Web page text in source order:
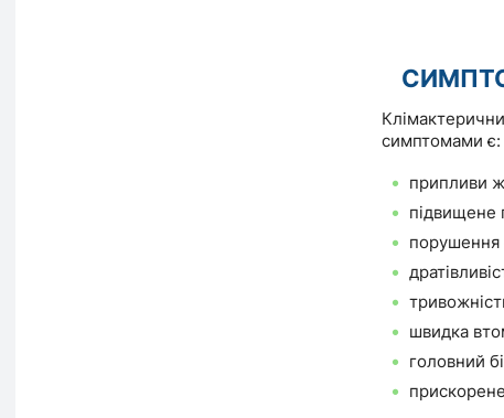
симптомами є:
припливи
підвищене
порушення
швидка
головний